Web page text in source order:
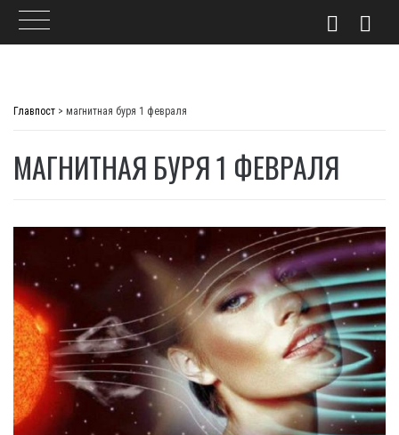
Главпост > магнитная буря 1 февраля
МАГНИТНАЯ БУРЯ 1 ФЕВРАЛЯ